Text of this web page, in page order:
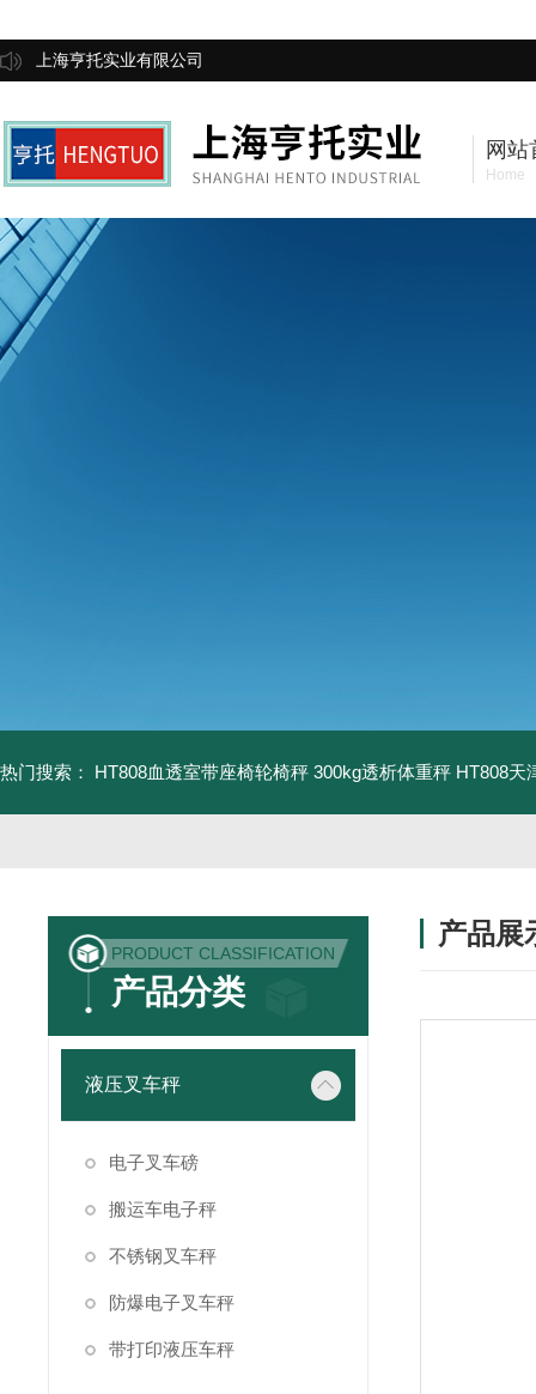
上海亨托实业有限公司
网站
Home
热门搜索： HT808血透室带座椅轮椅秤 300kg透析体重秤 HT808天
PRODUCT CLASSIFICATION
产品分类
液压叉车秤
电子叉车磅
搬运车电子秤
不锈钢叉车秤
防爆电子叉车秤
带打印液压车秤
产品展